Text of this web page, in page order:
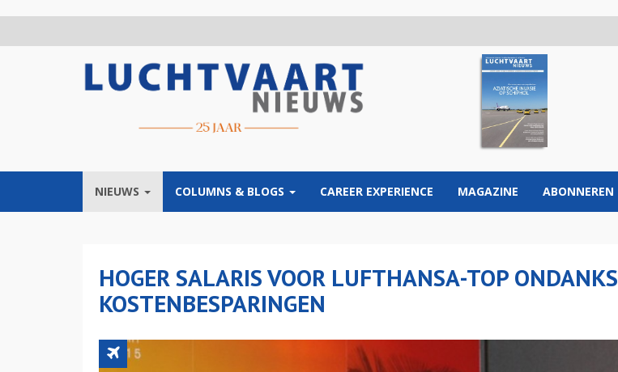
NIEUWS COLUMNS & BLOGS CAREER EXPERIENCE MAGAZINE ABONNEREN
HOGER SALARIS VOOR LUFTHANSA-TOP ONDANKS
KOSTENBESPARINGEN